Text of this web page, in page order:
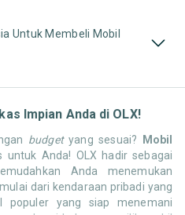
Untuk Membeli Mobil
Impian Anda di OLX!
budgetyang sesuai? Mobil
untuk Anda! OLX hadir sebagai
Anda menemukan
dari kendaraan pribadi yang
populer yang siap menemani